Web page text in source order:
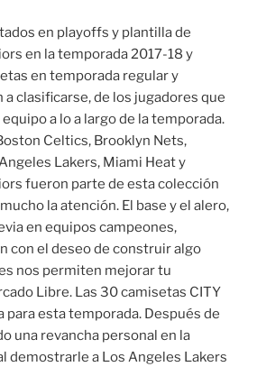
en playoffs y plantilla de
en la temporada 2017-18 y
en temporada regular y
clasificarse, de los jugadores que
a lo a largo de la temporada.
Celtics, Brooklyn Nets,
Lakers, Miami Heat y
fueron parte de esta colección
la atención. El base y el alero,
en equipos campeones,
con el deseo de construir algo
nos permiten mejorar tu
Libre. Las 30 camisetas CITY
para esta temporada. Después de
una revancha personal en la
demostrarle a Los Angeles Lakers